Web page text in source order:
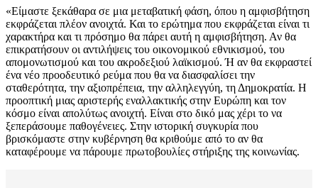
«Είμαστε ξεκάθαρα σε μια μεταβατική φάση, όπου η αμφισβήτηση
εκφράζεται πλέον ανοιχτά. Και το ερώτημα που εκφράζεται είναι τι
χαρακτήρα και τι πρόσημο θα πάρει αυτή η αμφισβήτηση. Αν θα
επικρατήσουν οι αντιλήψεις του οικονομικού εθνικισμού, του
απομονωτισμού και του ακροδεξιού λαϊκισμού. Ή αν θα εκφραστεί
ένα νέο προοδευτικό ρεύμα που θα να διασφαλίσει την
σταθερότητα, την αξιοπρέπεια, την αλληλεγγύη, τη Δημοκρατία. Η
προοπτική μιας αριστερής εναλλακτικής στην Ευρώπη και τον
κόσμο είναι απολύτως ανοιχτή. Είναι στο δικό μας χέρι το να
ξεπεράσουμε παθογένειες. Στην ιστορική συγκυρία που
βρισκόμαστε στην κυβέρνηση θα κριθούμε από το αν θα
καταφέρουμε να πάρουμε πρωτοβουλίες στήριξης της κοινωνίας.